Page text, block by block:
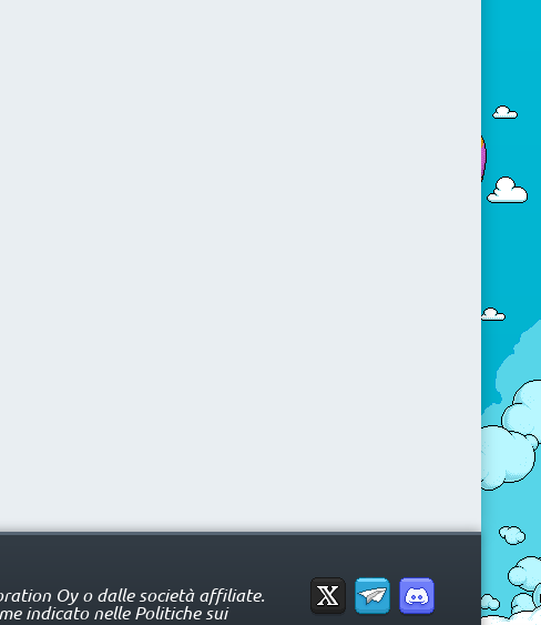
Oy o dalle società affiliate.
indicato nelle Politiche sui